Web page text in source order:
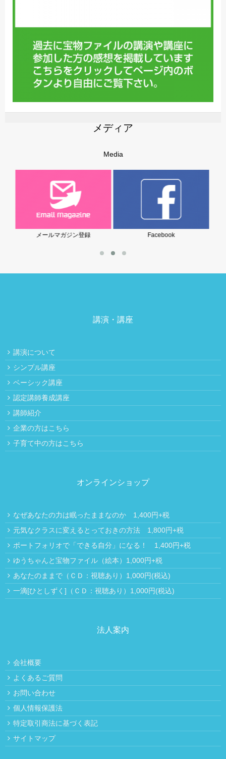
メディア
Media
Facebook 岩堀美雪の子育てブログ
講演・講座
講演について
シンプル講座
ベーシック講座
認定講師養成講座
講師紹介
企業の方はこちら
子育て中の方はこちら
オンラインショップ
なぜあなたの力は眠ったままなのか 1,400円+税
元気なクラスに変えるとっておきの方法 1,800円+税
ポートフォリオで「できる自分」になる！ 1,400円+税
ゆうちゃんと宝物ファイル（絵本）1,000円+税
あなたのままで（ＣＤ：視聴あり）1,000円(税込)
一滴[ひとしずく]（ＣＤ：視聴あり）1,000円(税込)
法人案内
会社概要
よくあるご質問
お問い合わせ
個人情報保護法
特定取引商法に基づく表記
サイトマップ